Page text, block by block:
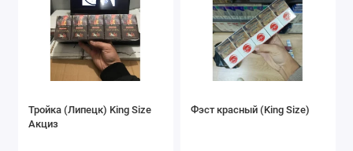
Тройка (Липецк) King Size
Акциз
Фэст красный (King Size)